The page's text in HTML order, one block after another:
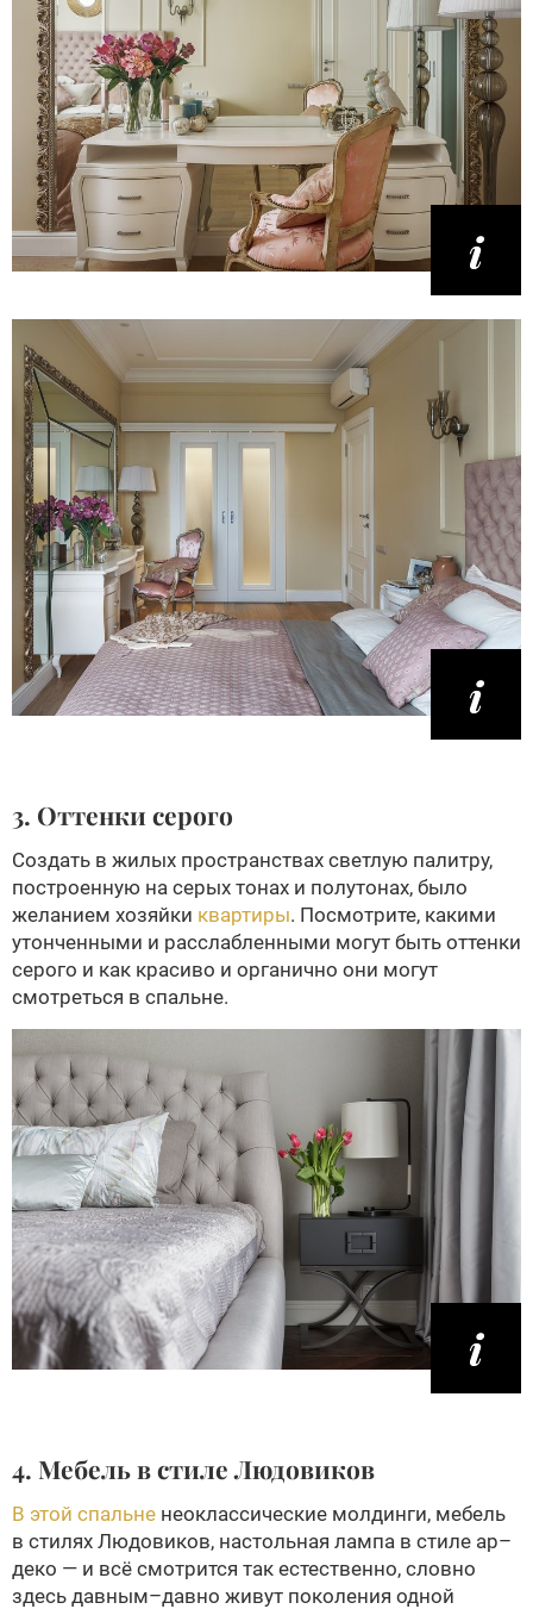
3. Оттенки серого
Создать в жилых пространствах светлую палитру,
построенную на серых тонах и полутонах, было
желанием хозяйки квартиры. Посмотрите, какими
утонченными и расслабленными могут быть оттенки
серого и как красиво и органично они могут
смотреться в спальне.
4. Мебель в стиле Людовиков
В этой спальне нео­классические молдинги, мебель
в стилях Людовиков, настольная лампа в стиле ар–
деко — и всё смотрится так естественно, словно
здесь давным–давно живут поколения одной